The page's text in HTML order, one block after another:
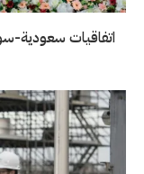
اتفاقيات سعودية-